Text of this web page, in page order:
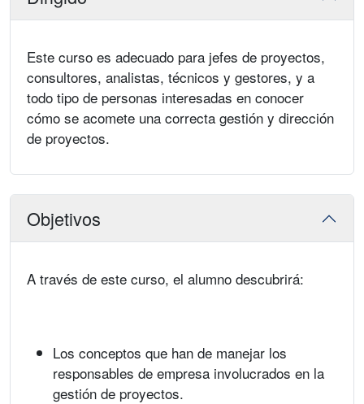
Este curso es adecuado para jefes de proyectos,
consultores, analistas, técnicos y gestores, y a
todo tipo de personas interesadas en conocer
cómo se acomete una correcta gestión y dirección
de proyectos.
Objetivos
A través de este curso, el alumno descubrirá:
Los conceptos que han de manejar los
responsables de empresa involucrados en la
gestión de proyectos.